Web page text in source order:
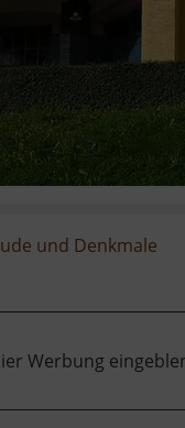
und Denkmale
Werbung